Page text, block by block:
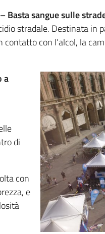
Basta sangue sulle
stradale. Destinata in
con l’alcol, la
a
di
con
e